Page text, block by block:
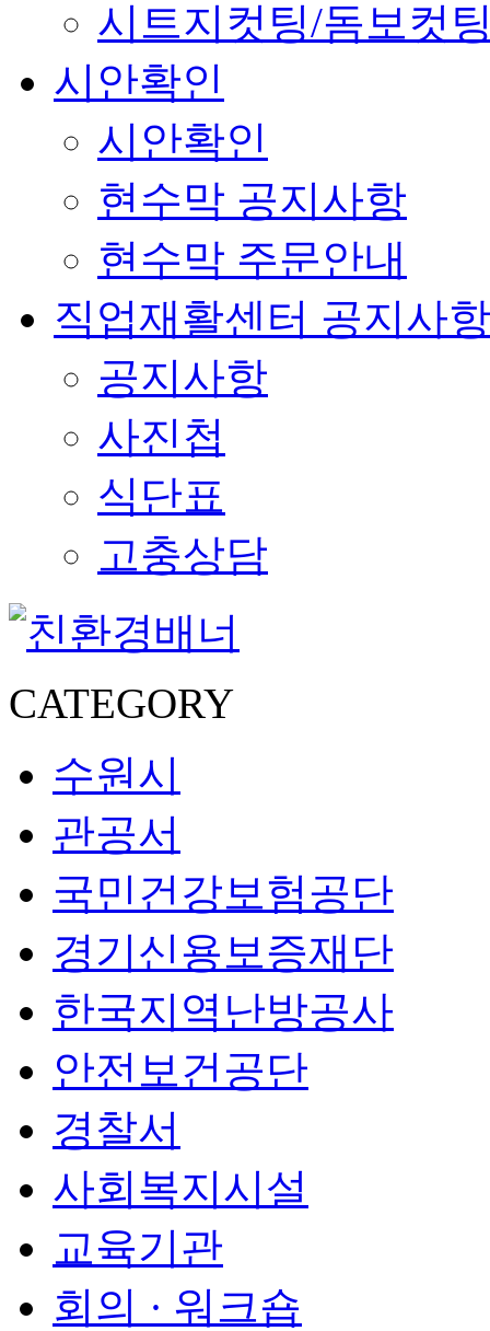
시트지컷팅/돔보컷
시안확인
시안확인
현수막 공지사항
현수막 주문안내
직업재활센터 공지사항
공지사항
사진첩
식단표
고충상담
CATEGORY
수원시
관공서
국민건강보험공단
경기신용보증재단
한국지역난방공사
안전보건공단
경찰서
사회복지시설
교육기관
회의 · 워크숍